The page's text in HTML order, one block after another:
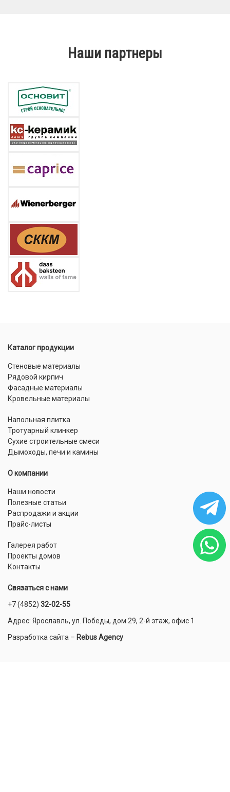
Наши партнеры
Каталог продукции
Стеновые материалы
Рядовой кирпич
Фасадные материалы
Кровельные материалы
Напольная плитка
Тротуарный клинкер
Сухие строительные смеси
Дымоходы, печи и камины
О компании
Наши новости
Полезные статьи
Распродажи и акции
Прайс-листы
Галерея работ
Проекты домов
Контакты
Связаться с нами
+7 (4852) 32-02-55
Адрес: Ярославль, ул. Победы, дом 29, 2-й этаж, офис 1
Разработка сайта – Rebus Agency